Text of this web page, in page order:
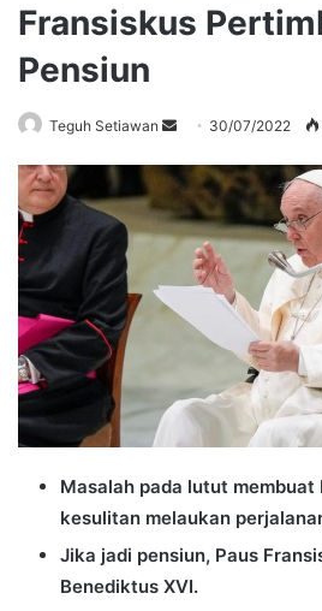
Fransiskus
Pensiun
Teguh Setiawan
Send
email
30/07/2022
Masalah pada lutut membuat
kesulitan melaukan
Jika jadi pensiun, Paus
Benediktus XVI.